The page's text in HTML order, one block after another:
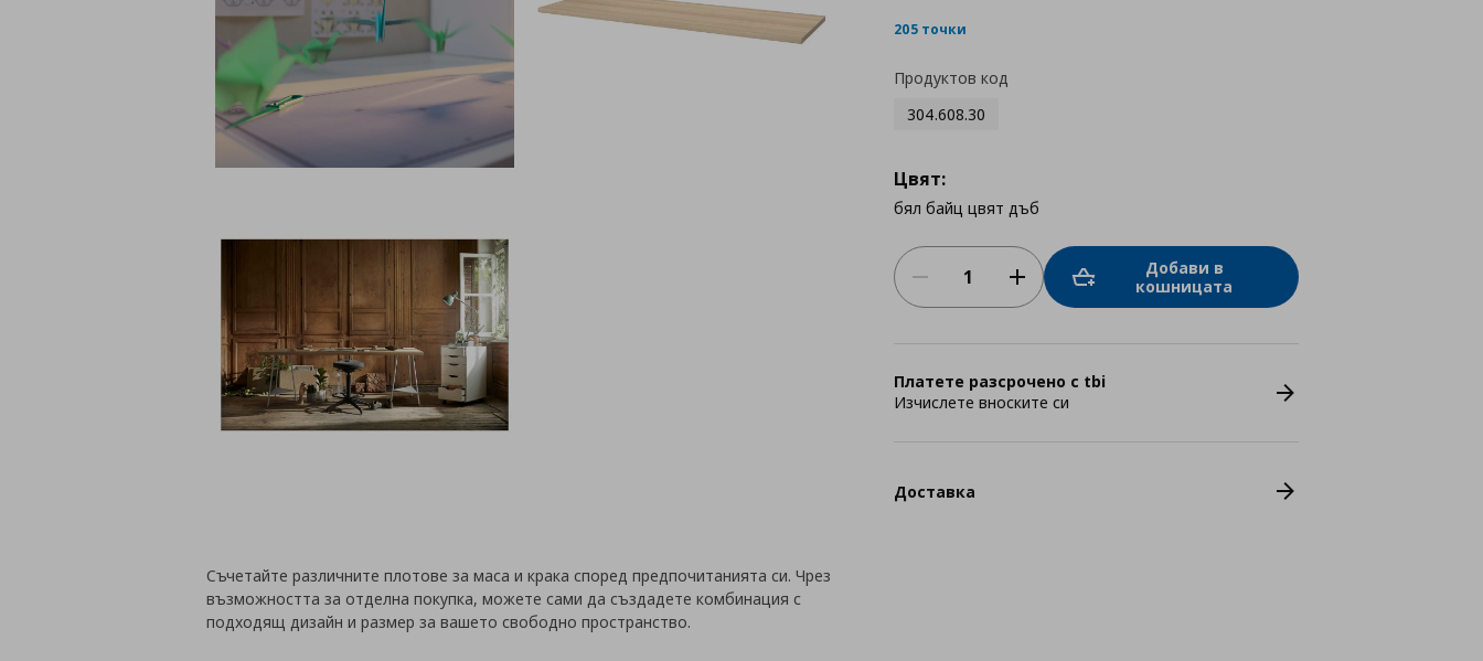
205 точки
Продуктов код
304.608.30
Цвят:
бял байц цвят дъб
Добави в
кошницата
Платете разсрочено с tbi
Изчислете вноските си
Доставка
Съчетайте различните плотове за маса и крака според предпочитанията си. Чрез
възможността за отделна покупка, можете сами да създадете комбинация с
подходящ дизайн и размер за вашето свободно пространство.